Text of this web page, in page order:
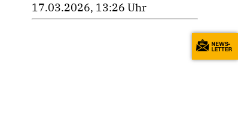
17.03.2026, 13:26 Uhr